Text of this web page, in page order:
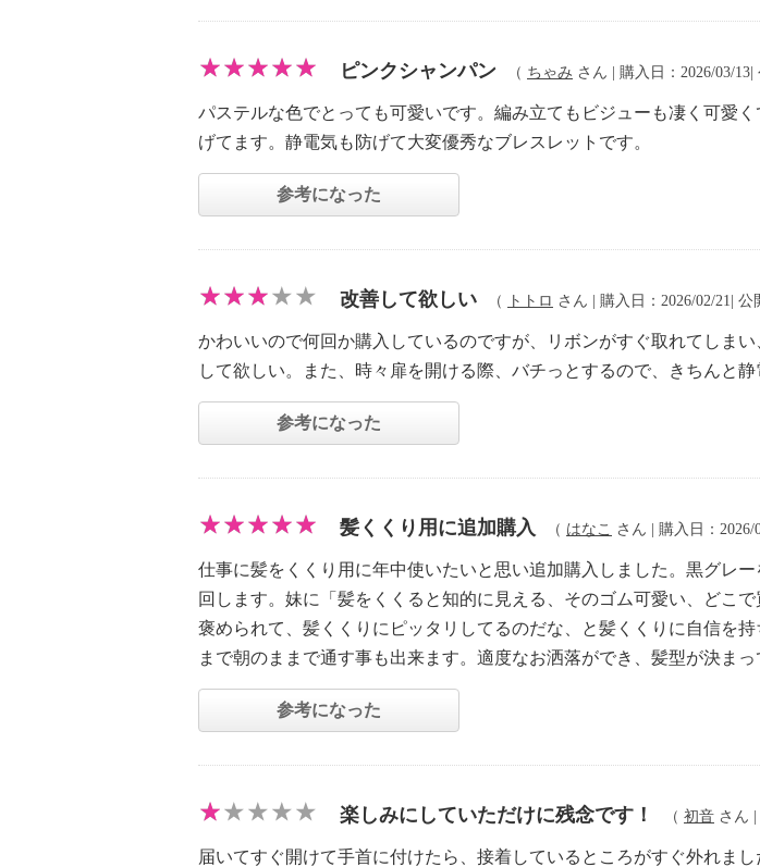
ピンクシャンパン （ ちゃみ さん | 購入日：2026/03/13|
パステルな色でとっても可愛いです。編み立てもビジューも凄く可愛
げてます。静電気も防げて大変優秀なブレスレットです。
参考になった
改善して欲しい （ トトロ さん | 購入日：2026/02/21| 公
かわいいので何回か購入しているのですが、リボンがすぐ取れてしま
して欲しい。また、時々扉を開ける際、バチっとするので、きちんと
参考になった
髪くくり用に追加購入 （ はなこ さん | 購入日：2026/
仕事に髪をくくり用に年中使いたいと思い追加購入しました。黒グレ
回します。妹に「髪をくくると知的に見える、そのゴム可愛い、どこ
褒められて、髪くくりにピッタリしてるのだな、と髪くくりに自信を
まで朝のままで通す事も出来ます。適度なお洒落ができ、髪型が決まっ
参考になった
楽しみにしていただけに残念です！ （ 初音 さん |
届いてすぐ開けて手首に付けたら、接着しているところがすぐ外れま